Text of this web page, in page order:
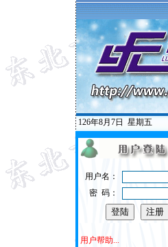
126年8月7日 星期五
用户名：
密 码：
用户帮助...